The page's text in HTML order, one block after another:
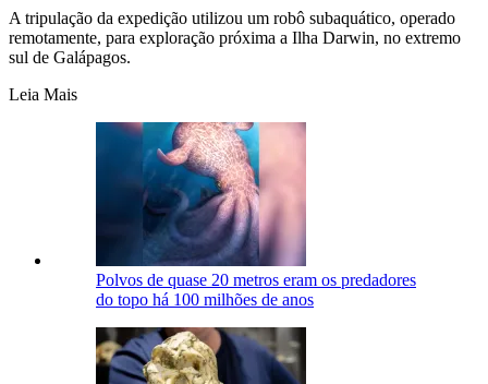
A tripulação da expedição utilizou um robô subaquático, operado
remotamente, para exploração próxima a Ilha Darwin, no extremo
sul de Galápagos.
Leia Mais
Polvos de quase 20 metros eram os predadores
do topo há 100 milhões de anos